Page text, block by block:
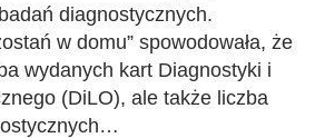
diagnostycznych.
w domu” spowodowała, że
wydanych kart Diagnostyki i
(DiLO), ale także liczba